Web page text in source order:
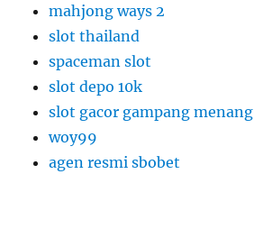
mahjong ways 2
slot thailand
spaceman slot
slot depo 10k
slot gacor gampang menang
woy99
agen resmi sbobet